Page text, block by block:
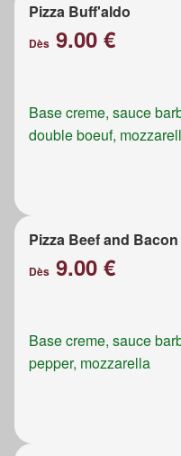
Pizza Buff'aldo
Dès 9.00 €
Base creme, sauce
double boeuf,
Pizza Beef and Bacon
Dès 9.00 €
Base creme, sauce
pepper, mozzarella